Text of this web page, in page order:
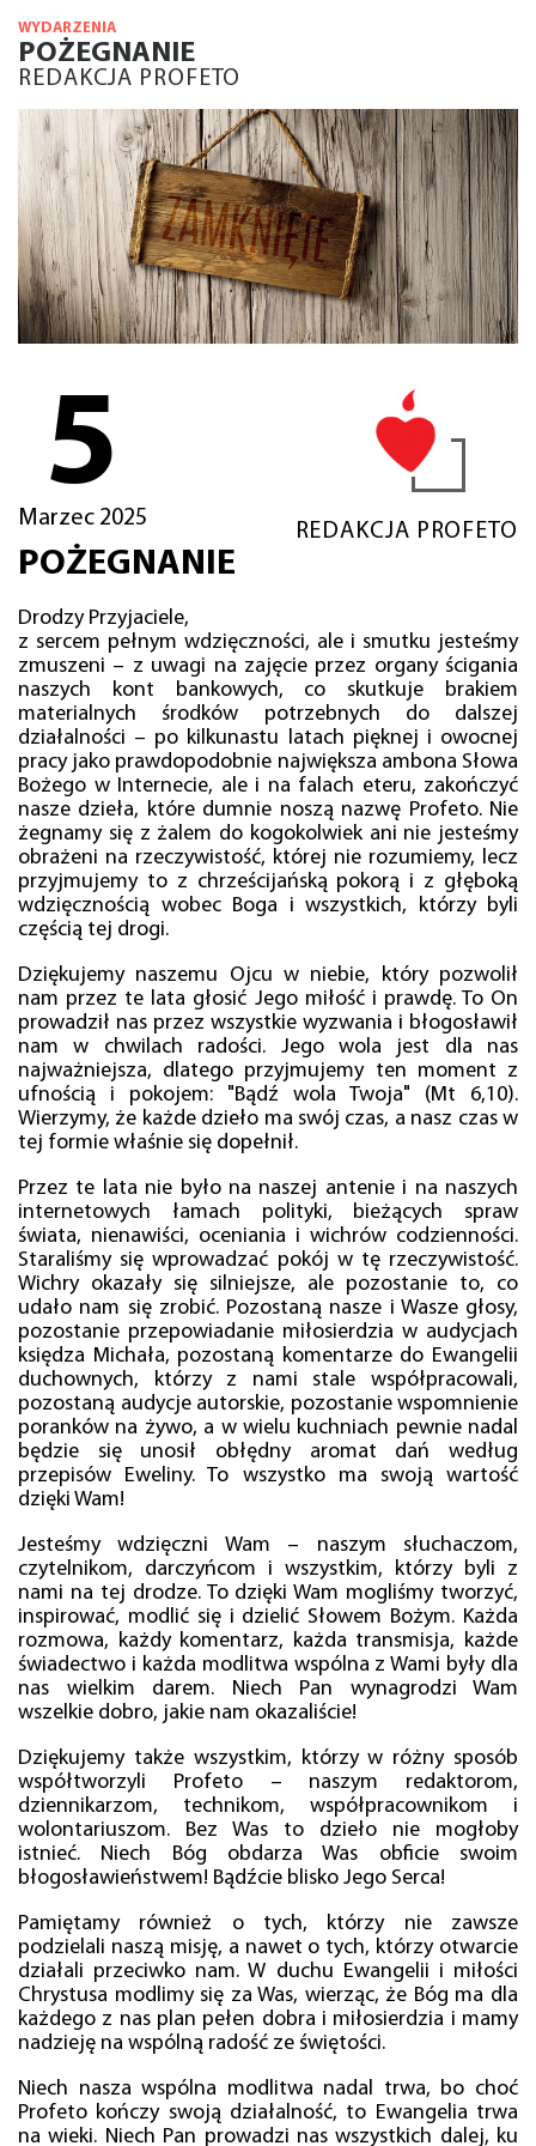
WYDARZENIA
POŻEGNANIE
REDAKCJA PROFETO
5
Marzec 2025
REDAKCJA PROFETO
POŻEGNANIE
Drodzy Przyjaciele,
z sercem pełnym wdzięczności, ale i smutku jesteśmy
zmuszeni – z uwagi na zajęcie przez organy ścigania
naszych kont bankowych, co skutkuje brakiem
materialnych środków potrzebnych do dalszej
działalności – po kilkunastu latach pięknej i owocnej
pracy jako prawdopodobnie największa ambona Słowa
Bożego w Internecie, ale i na falach eteru, zakończyć
nasze dzieła, które dumnie noszą nazwę Profeto. Nie
żegnamy się z żalem do kogokolwiek ani nie jesteśmy
obrażeni na rzeczywistość, której nie rozumiemy, lecz
przyjmujemy to z chrześcijańską pokorą i z głęboką
wdzięcznością wobec Boga i wszystkich, którzy byli
częścią tej drogi.
Dziękujemy naszemu Ojcu w niebie, który pozwolił
nam przez te lata głosić Jego miłość i prawdę. To On
prowadził nas przez wszystkie wyzwania i błogosławił
nam w chwilach radości. Jego wola jest dla nas
najważniejsza, dlatego przyjmujemy ten moment z
ufnością i pokojem: "Bądź wola Twoja" (Mt 6,10).
Wierzymy, że każde dzieło ma swój czas, a nasz czas w
tej formie właśnie się dopełnił.
Przez te lata nie było na naszej antenie i na naszych
internetowych łamach polityki, bieżących spraw
świata, nienawiści, oceniania i wichrów codzienności.
Staraliśmy się wprowadzać pokój w tę rzeczywistość.
Wichry okazały się silniejsze, ale pozostanie to, co
udało nam się zrobić. Pozostaną nasze i Wasze głosy,
pozostanie przepowiadanie miłosierdzia w audycjach
księdza Michała, pozostaną komentarze do Ewangelii
duchownych, którzy z nami stale współpracowali,
pozostaną audycje autorskie, pozostanie wspomnienie
poranków na żywo, a w wielu kuchniach pewnie nadal
będzie się unosił obłędny aromat dań według
przepisów Eweliny. To wszystko ma swoją wartość
dzięki Wam!
Jesteśmy wdzięczni Wam – naszym słuchaczom,
czytelnikom, darczyńcom i wszystkim, którzy byli z
nami na tej drodze. To dzięki Wam mogliśmy tworzyć,
inspirować, modlić się i dzielić Słowem Bożym. Każda
rozmowa, każdy komentarz, każda transmisja, każde
świadectwo i każda modlitwa wspólna z Wami były dla
nas wielkim darem. Niech Pan wynagrodzi Wam
wszelkie dobro, jakie nam okazaliście!
Dziękujemy także wszystkim, którzy w różny sposób
współtworzyli Profeto – naszym redaktorom,
dziennikarzom, technikom, współpracownikom i
wolontariuszom. Bez Was to dzieło nie mogłoby
istnieć. Niech Bóg obdarza Was obficie swoim
błogosławieństwem! Bądźcie blisko Jego Serca!
Pamiętamy również o tych, którzy nie zawsze
podzielali naszą misję, a nawet o tych, którzy otwarcie
działali przeciwko nam. W duchu Ewangelii i miłości
Chrystusa modlimy się za Was, wierząc, że Bóg ma dla
każdego z nas plan pełen dobra i miłosierdzia i mamy
nadzieję na wspólną radość ze świętości.
Niech nasza wspólna modlitwa nadal trwa, bo choć
Profeto kończy swoją działalność, to Ewangelia trwa
na wieki. Niech Pan prowadzi nas wszystkich dalej, ku